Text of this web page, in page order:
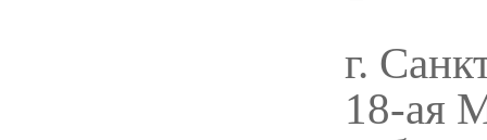
г.
18-ая